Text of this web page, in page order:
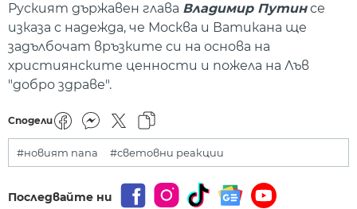
Руският държавен глава Владимир Путинсе
изказа с надежда, че Москва и Ватикана ще
задълбочат връзките си на основа на
християнските ценности и пожела на Лъв
"добро здраве".
Сподели
#новият папа #световни реакции
Последвайте ни